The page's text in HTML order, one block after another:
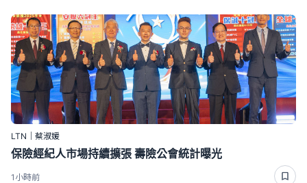
LTN｜蔡淑媛
保險經紀人市場持續擴張 壽險公會統計曝光
1小時前